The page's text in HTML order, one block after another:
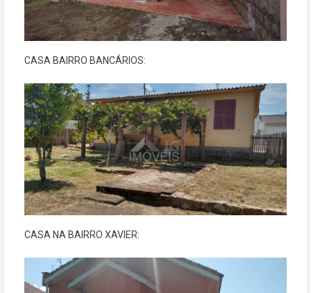
CASA BAIRRO BANCÁRIOS:
CASA NA BAIRRO XAVIER: